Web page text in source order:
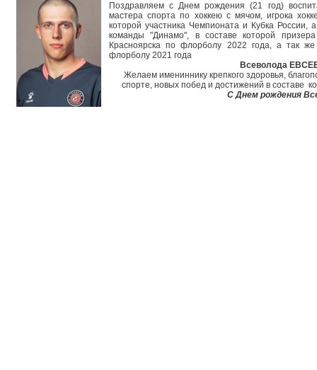
Поздравляем с Днем рождения (21 год)
мастера спорта по хоккею с мячом, игрока
которой участника Чемпионата и Кубка России,
команды "Динамо", в составе которой
Красноярска по флорболу 2022 года, а так
флорболу 2021 года
Всеволода
Желаем имениннику крепкого здоровья,
спорте, новых побед и достижений в составе
С Днем рождения